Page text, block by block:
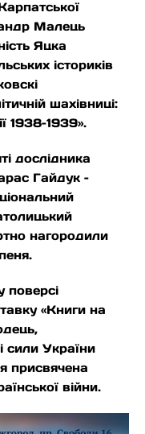
Малець
Яцка
істориків
шахівниці:
1938–1939».
дослідника
Гайдук –
нагородили
поверсі
«Книги на
сили України
присвячена
війни.